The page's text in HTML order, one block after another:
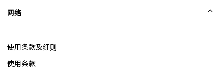
Excellence Awards
博客
网络
使用条款及细则
使用条款